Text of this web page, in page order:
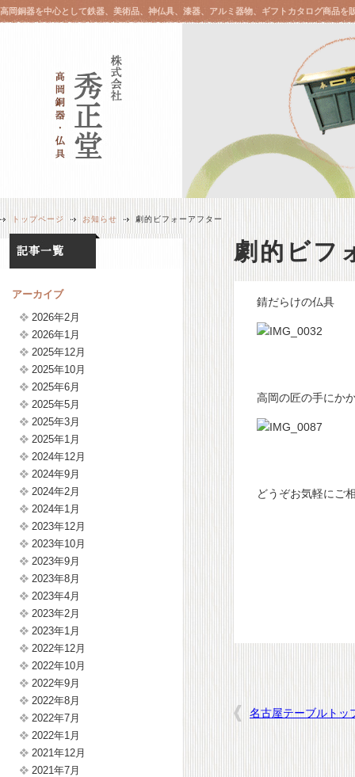
高岡銅器を中心として鉄器、美術品、神仏具、漆器、アルミ器物、ギフトカタログ商品を
トップページ お知らせ 劇的ビフォーアフター
劇的ビフ
錆だらけの仏具
高岡の匠の手にか
どうぞお気軽にご
名古屋テーブルトッ
アーカイブ
2026年2月
2026年1月
2025年12月
2025年10月
2025年6月
2025年5月
2025年3月
2025年1月
2024年12月
2024年9月
2024年2月
2024年1月
2023年12月
2023年10月
2023年9月
2023年8月
2023年4月
2023年2月
2023年1月
2022年12月
2022年10月
2022年9月
2022年8月
2022年7月
2022年1月
2021年12月
2021年7月